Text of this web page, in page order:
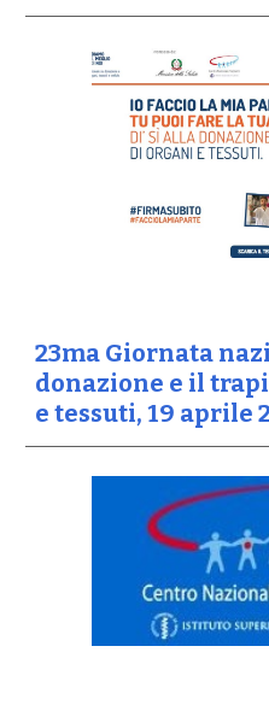
23ma Giornata
donazione e il
e tessuti, 19 aprile